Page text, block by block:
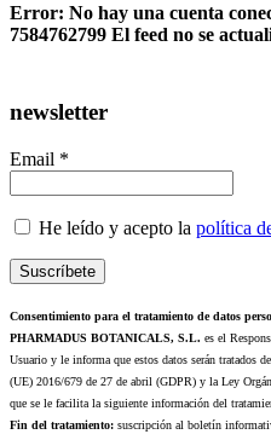
Error: No hay una cuenta
7584762799 El feed no se
newsletter
Email *
He leído y acepto la política
Consentimiento para el tratamiento de datos
PHARMADUS BOTANICALS, S.L. es el
Usuario y le informa que estos datos serán tratados
(UE) 2016/679 de 27 de abril (GDPR) y la Ley
que se le facilita la siguiente información del
Fin del tratamiento: suscripción al boletín